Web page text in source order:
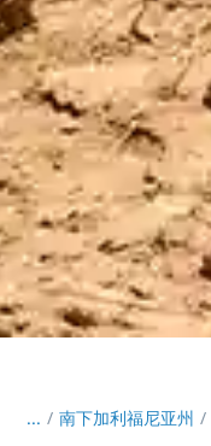
... / 南下加利福尼亚州